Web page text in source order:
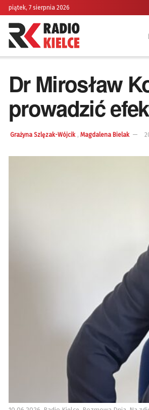
piątek, 7 sierpnia 2026
Dr Mirosław
prowadzić
Grażyna Szlęzak-Wójcik , Magdalena Bielak